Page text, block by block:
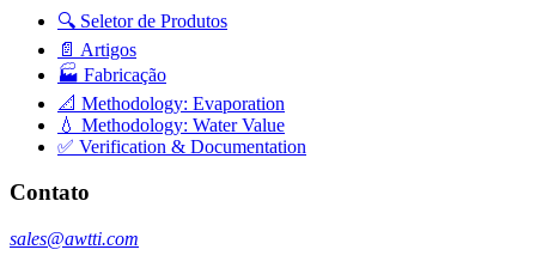
🔍 Seletor de Produtos
📄 Artigos
🏭 Fabricação
📐 Methodology: Evaporation
💧 Methodology: Water Value
✅ Verification & Documentation
Contato
sales@awtti.com